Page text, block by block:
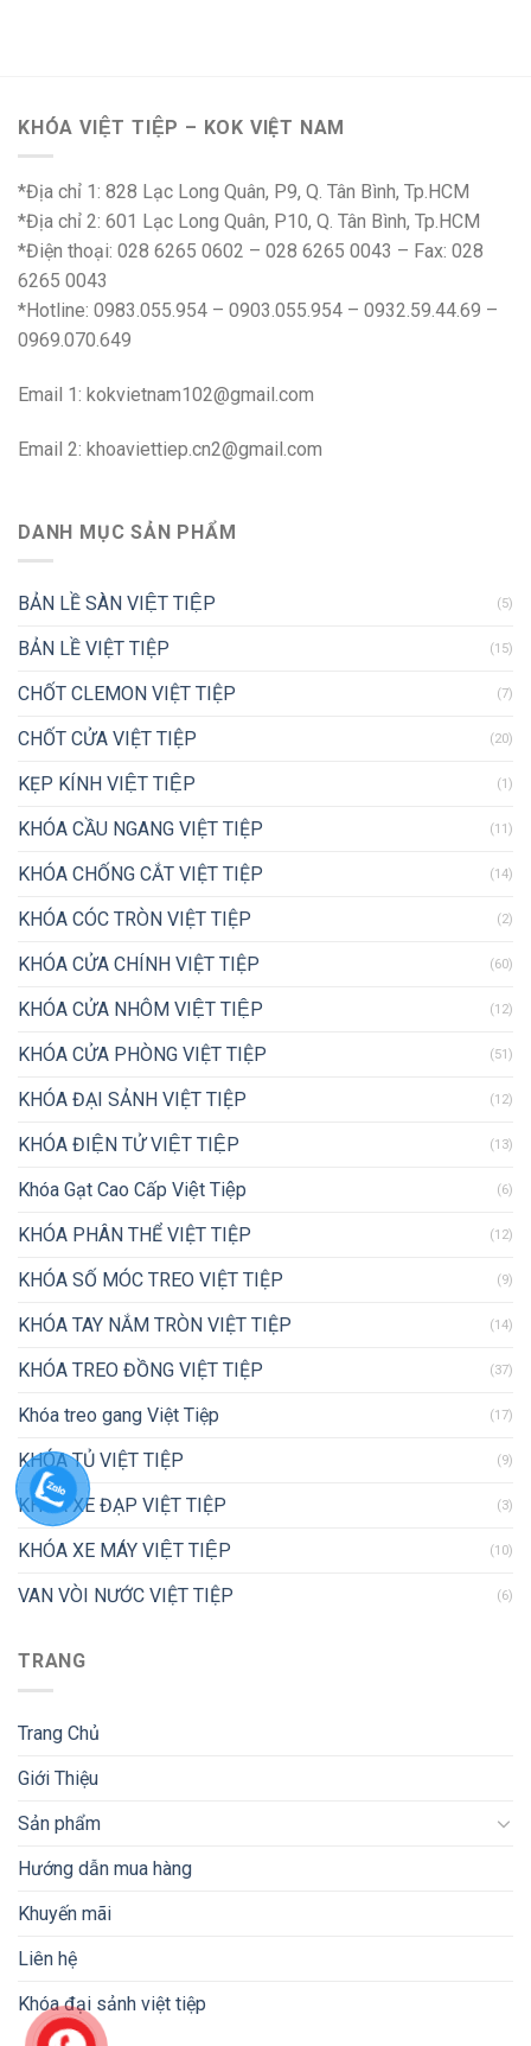
KHÓA VIỆT TIỆP – KOK VIỆT NAM
*Địa chỉ 1: 828 Lạc Long Quân, P9, Q. Tân Bình, Tp.HCM
*Địa chỉ 2: 601 Lạc Long Quân, P10, Q. Tân Bình, Tp.HCM
*Điện thoại: 028 6265 0602 – 028 6265 0043 – Fax: 028
6265 0043
*Hotline: 0983.055.954 – 0903.055.954 – 0932.59.44.69 –
0969.070.649
Email 1: kokvietnam102@gmail.com
Email 2: khoaviettiep.cn2@gmail.com
DANH MỤC SẢN PHẨM
BẢN LỀ SÀN VIỆT TIỆP (5)
BẢN LỀ VIỆT TIỆP (15)
CHỐT CLEMON VIỆT TIỆP (7)
CHỐT CỬA VIỆT TIỆP (20)
KẸP KÍNH VIỆT TIỆP (1)
KHÓA CẦU NGANG VIỆT TIỆP (11)
KHÓA CHỐNG CẮT VIỆT TIỆP (14)
KHÓA CÓC TRÒN VIỆT TIỆP (2)
KHÓA CỬA CHÍNH VIỆT TIỆP (60)
KHÓA CỬA NHÔM VIỆT TIỆP (12)
KHÓA CỬA PHÒNG VIỆT TIỆP (51)
KHÓA ĐẠI SẢNH VIỆT TIỆP (12)
KHÓA ĐIỆN TỬ VIỆT TIỆP (13)
Khóa Gạt Cao Cấp Việt Tiệp (6)
KHÓA PHÂN THỂ VIỆT TIỆP (12)
KHÓA SỐ MÓC TREO VIỆT TIỆP (9)
KHÓA TAY NẮM TRÒN VIỆT TIỆP (14)
KHÓA TREO ĐỒNG VIỆT TIỆP (37)
Khóa treo gang Việt Tiệp (17)
KHÓA TỦ VIỆT TIỆP (9)
KHÓA XE ĐẠP VIỆT TIỆP (3)
KHÓA XE MÁY VIỆT TIỆP (10)
VAN VÒI NƯỚC VIỆT TIỆP (6)
TRANG
Trang Chủ
Giới Thiệu
Sản phẩm
Hướng dẫn mua hàng
Khuyến mãi
Liên hệ
Khóa đại sảnh việt tiệp